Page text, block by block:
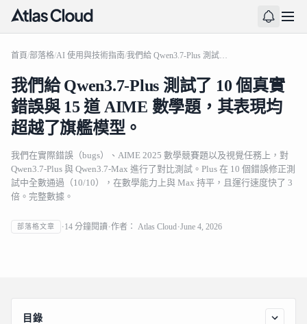
首頁/部落格/AI 使用與技術指南/ 我們給 Qwen3.7-Plus 測試了 10 個真實錯誤與 15 道 AIME 數學題，其表現均超越了旗艦模型。
我們給 Qwen3.7-Plus 測試了 10 個真實
錯誤與 15 道 AIME 數學題，其表現均
超越了旗艦模型。
我們在實際錯誤（bugs）、AIME 2025 數學競賽題以及視覺任務上，對
Qwen3.7-Plus 與 Qwen3.7-Max 進行了對比測試。Plus 在 10 個錯誤修正測
試中全數通過（10/10），在數學能力上與 Max 持平，且運行速度快了 3
倍。完整數據。
部落格文章 14 分鐘閱讀 作者： Atlas Cloud June 4, 2026
我們給 Qwen3.7-Plus 測試了 10 個真實錯誤與 15 道 AIME
目錄